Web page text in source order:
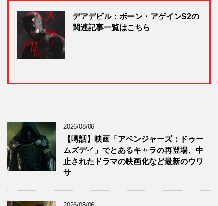
デアデビル：ボーン・アゲインS2の
関連記事一覧はこちら
2026/08/06
【噂話】映画「アベンジャーズ：ドゥー
ムズデイ」でとあるキャラの再登場、中
止されたドラマの映画化など最新のウワ
サ